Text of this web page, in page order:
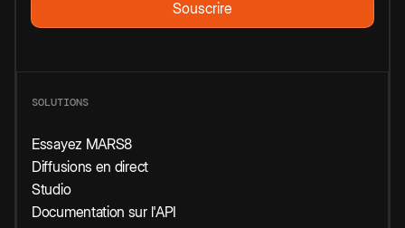
SOLUTIONS
Essayez MARS8
Diffusions en direct
Studio
Documentation sur l'API